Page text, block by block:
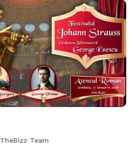
TheBizz Team